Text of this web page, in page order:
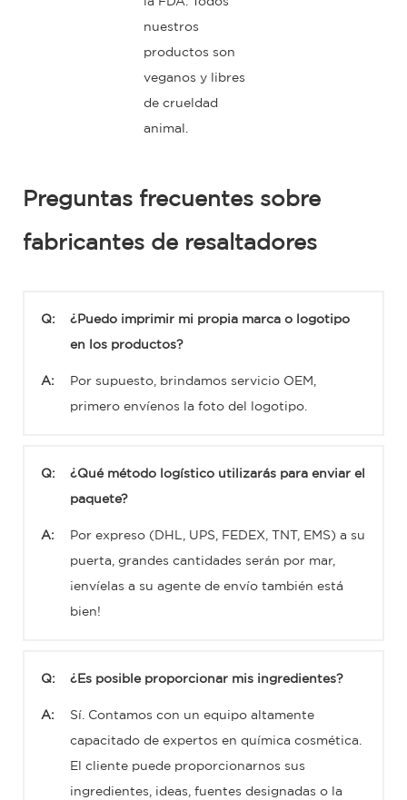
la FDA. Todos
nuestros
productos son
veganos y libres
de crueldad
animal.
Preguntas frecuentes sobre
fabricantes de resaltadores
Q: ¿Puedo imprimir mi propia marca o logotipo
en los productos?
A: Por supuesto, brindamos servicio OEM,
primero envíenos la foto del logotipo.
Q: ¿Qué método logístico utilizarás para enviar el
paquete?
A: Por expreso (DHL, UPS, FEDEX, TNT, EMS) a su
puerta, grandes cantidades serán por mar,
¡envíelas a su agente de envío también está
bien!
Q: ¿Es posible proporcionar mis ingredientes?
A: Sí. Contamos con un equipo altamente
capacitado de expertos en química cosmética.
El cliente puede proporcionarnos sus
ingredientes, ideas, fuentes designadas o la